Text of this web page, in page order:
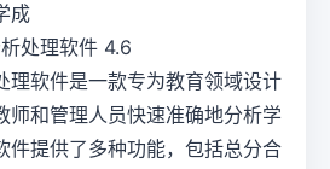
成
处理软件 4.6
理软件是一款专为教育领域设计
师和管理人员快速准确地分析学
件提供了多种功能，包括总分合